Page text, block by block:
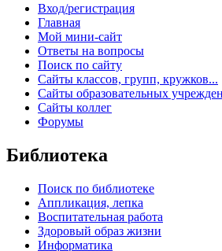
Вход/регистрация
Главная
Мой мини-сайт
Ответы на вопросы
Поиск по сайту
Сайты классов, групп, кружков...
Сайты образовательных
Сайты коллег
Форумы
Библиотека
Поиск по библиотеке
Аппликация, лепка
Воспитательная работа
Здоровый образ жизни
Информатика